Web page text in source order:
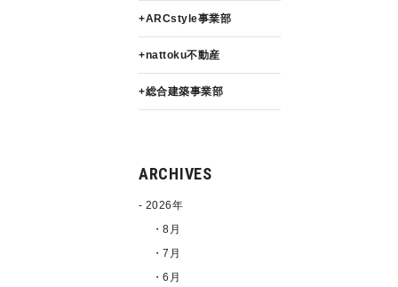
ARCstyle事業部
nattoku不動産
総合建築事業部
ARCHIVES
2026年
・8月
・7月
・6月